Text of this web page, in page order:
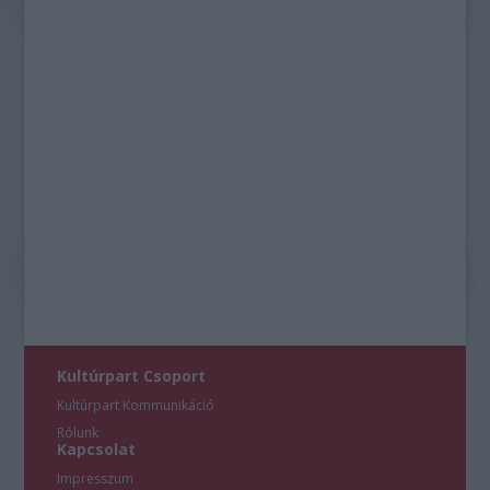
Kultúrpart Csoport
Kultúrpart Kommunikáció
Rólunk
Kapcsolat
Impresszum